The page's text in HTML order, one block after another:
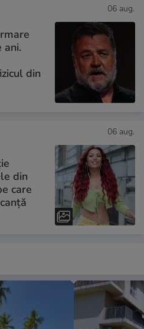
06 aug.
ani.
din
06 aug.
din
care